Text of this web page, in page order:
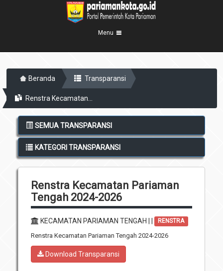
Menu
Profil Kota
Sejarah
Demografis
Pemerintahan
Eksekutif
Legislatif
Perangkat Daerah
Sekretariat Daerah
Kecamatan
Desa
Kelurahan
Unit Pelaksana Teknis (UPT)
Berita Kota
Transparansi
Informasi
Layanan
Agenda
Pengumuman
Infografis
Download
Beranda Transparansi
Renstra Kecamatan...
SEMUA TRANSPARANSI
KATEGORI TRANSPARANSI
Renstra Kecamatan Pariaman
Tengah 2024-2026
KECAMATAN PARIAMAN TENGAH | | RENSTRA
Renstra Kecamatan Pariaman Tengah 2024-2026
Download Transparansi